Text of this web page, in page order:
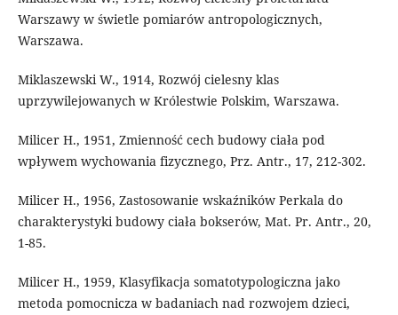
Warszawy w świetle pomiarów antropologicznych,
Warszawa.
Miklaszewski W., 1914, Rozwój cielesny klas
uprzywilejowanych w Królestwie Polskim, Warszawa.
Milicer H., 1951, Zmienność cech budowy ciała pod
wpływem wychowania fizycznego, Prz. Antr., 17, 212-302.
Milicer H., 1956, Zastosowanie wskaźników Perkala do
charakterystyki budowy ciała bokserów, Mat. Pr. Antr., 20,
1-85.
Milicer H., 1959, Klasyfikacja somatotypologiczna jako
metoda pomocnicza w badaniach nad rozwojem dzieci,